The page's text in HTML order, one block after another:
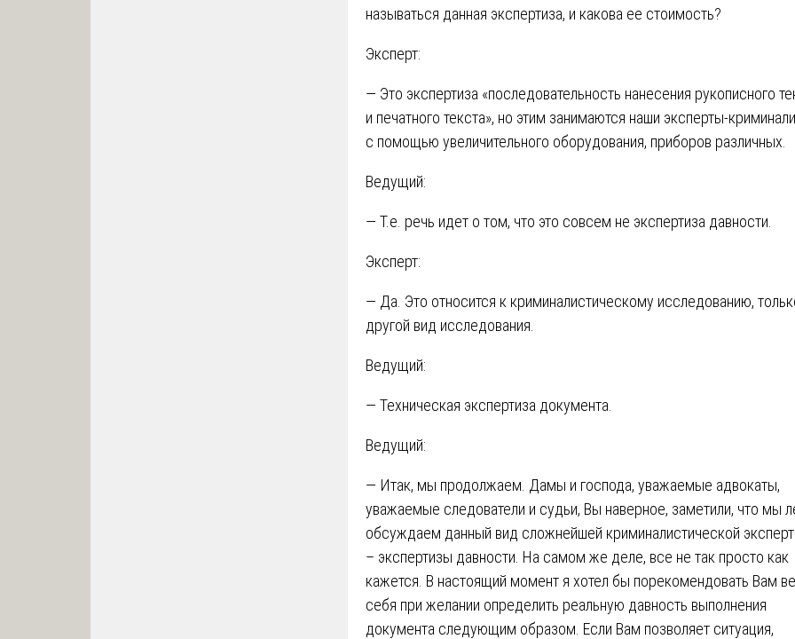
называться данная экспертиза, и какова ее стоимость?
Эксперт:
— Это экспертиза «последовательность нанесения рукописного
и печатного текста», но этим занимаются наши эксперты-
с помощью увеличительного оборудования, приборов различных.
Ведущий:
— Т.е. речь идет о том, что это совсем не экспертиза давности.
Эксперт:
— Да. Это относится к криминалистическому исследованию,
другой вид исследования.
Ведущий:
— Техническая экспертиза документа.
Ведущий:
— Итак, мы продолжаем. Дамы и господа, уважаемые адвокаты,
уважаемые следователи и судьи, Вы наверное, заметили, что мы
обсуждаем данный вид сложнейшей криминалистической
– экспертизы давности. На самом же деле, все не так просто как
кажется. В настоящий момент я хотел бы порекомендовать Вам
себя при желании определить реальную давность выполнения
документа следующим образом. Если Вам позволяет ситуация,